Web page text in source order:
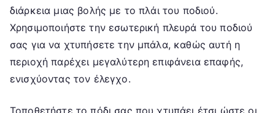
διάρκεια μιας βολής με το πλάι του ποδιού.
Χρησιμοποιήστε την εσωτερική πλευρά του ποδιού
σας για να χτυπήσετε την μπάλα, καθώς αυτή η
περιοχή παρέχει μεγαλύτερη επιφάνεια επαφής,
ενισχύοντας τον έλεγχο.
Τοποθετήστε το πόδι σας που χτυπάει έτσι ώστε οι